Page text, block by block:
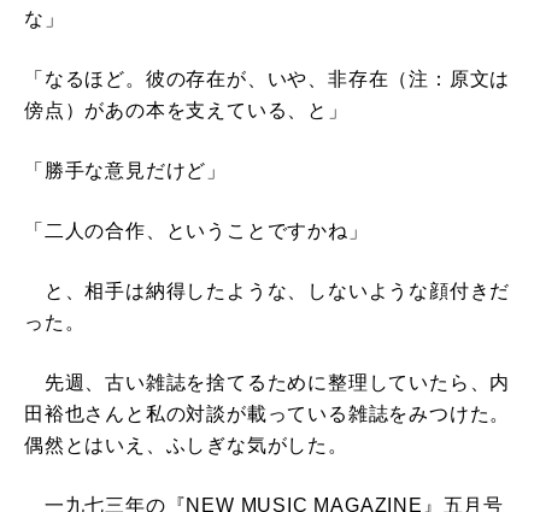
な」
「なるほど。彼の存在が、いや、非存在（注：原文は
傍点）があの本を支えている、と」
「勝手な意見だけど」
「二人の合作、ということですかね」
と、相手は納得したような、しないような顔付きだ
った。
先週、古い雑誌を捨てるために整理していたら、内
田裕也さんと私の対談が載っている雑誌をみつけた。
偶然とはいえ、ふしぎな気がした。
一九七三年の『NEW MUSIC MAGAZINE』五月号